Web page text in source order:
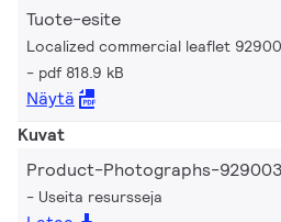
Tuote-esite
Localized commercial leaflet
pdf 818.9 kB
Näytä
Kuvat
Product-Photographs-
Useita resursseja